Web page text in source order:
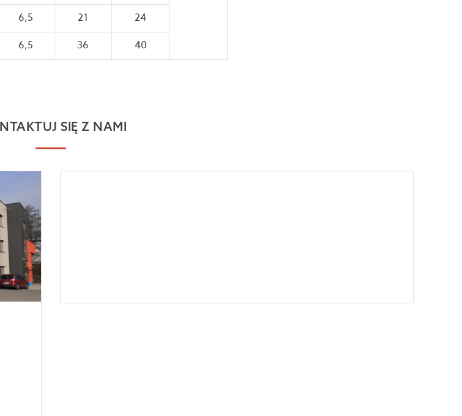
6,5 21
24
6,5 36 40
SIĘ Z NAMI